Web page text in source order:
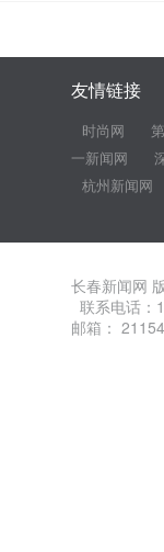
友情链接
时尚网
一新闻网
杭州新闻网
长春新闻网
联系电话：
邮箱：